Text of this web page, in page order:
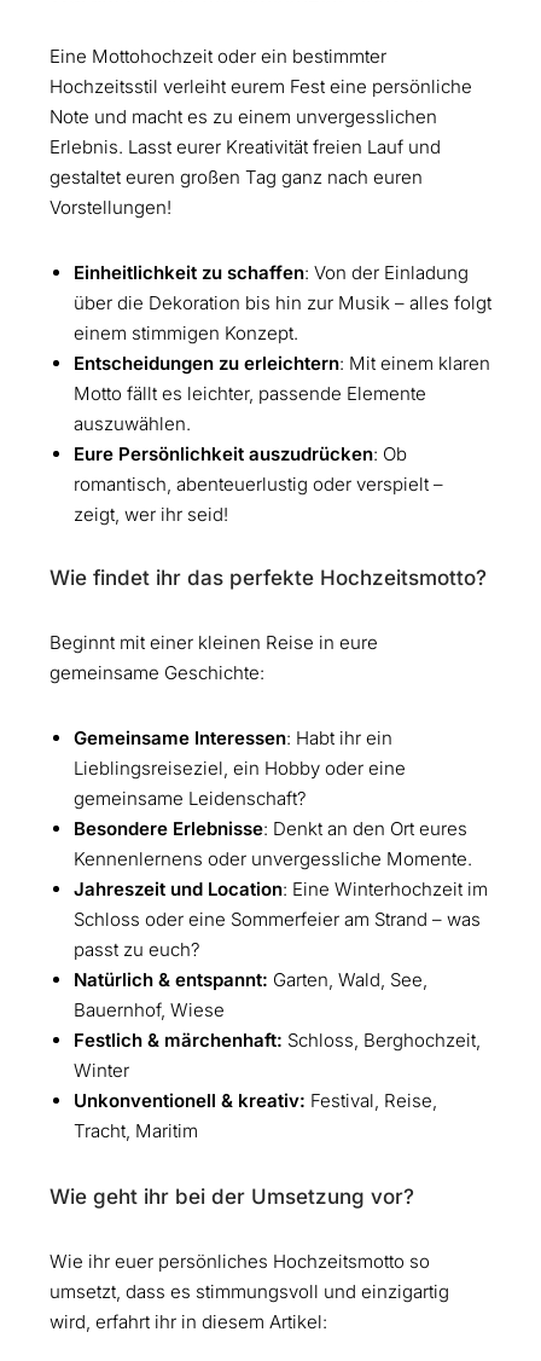
Eine Mottohochzeit oder ein bestimmter
Hochzeitsstil verleiht eurem Fest eine persönliche
Note und macht es zu einem unvergesslichen
Erlebnis. Lasst eurer Kreativität freien Lauf und
gestaltet euren großen Tag ganz nach euren
Vorstellungen!
Einheitlichkeit zu schaffen: Von der Einladung
über die Dekoration bis hin zur Musik – alles folgt
einem stimmigen Konzept.
Entscheidungen zu erleichtern: Mit einem klaren
Motto fällt es leichter, passende Elemente
auszuwählen.
Eure Persönlichkeit auszudrücken: Ob
romantisch, abenteuerlustig oder verspielt –
zeigt, wer ihr seid!
Wie findet ihr das perfekte Hochzeitsmotto?
Beginnt mit einer kleinen Reise in eure
gemeinsame Geschichte:
Gemeinsame Interessen: Habt ihr ein
Lieblingsreiseziel, ein Hobby oder eine
gemeinsame Leidenschaft?
Besondere Erlebnisse: Denkt an den Ort eures
Kennenlernens oder unvergessliche Momente.
Jahreszeit und Location: Eine Winterhochzeit im
Schloss oder eine Sommerfeier am Strand – was
passt zu euch?
Natürlich & entspannt: Garten, Wald, See,
Bauernhof, Wiese
Festlich & märchenhaft: Schloss, Berghochzeit,
Winter
Unkonventionell & kreativ: Festival, Reise,
Tracht, Maritim
Wie geht ihr bei der Umsetzung vor?
Wie ihr euer persönliches Hochzeitsmotto so
umsetzt, dass es stimmungsvoll und einzigartig
wird, erfahrt ihr in diesem Artikel: